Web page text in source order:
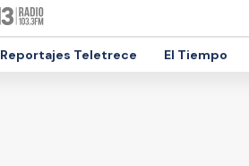
Reportajes Teletrece El Tiempo